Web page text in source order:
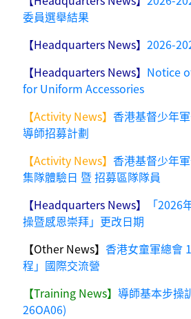
委員選舉結果
【Headquarters News】 2026-
【Headquarters News】 Notice
for Uniform Accessories
【Activity News】 香港基督少年
導師招募計劃
【Activity News】 香港基督少年
集隊體驗日 暨 招募區隊隊員
【Headquarters News】
「
操暨感恩崇拜」更改日期
【Other News】 香港女童軍總會
程」國際交流營
【Training News】 導師基本步操
26OA06)